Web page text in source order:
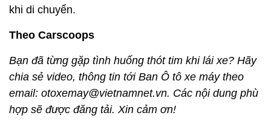
khi di chuyển.
Theo Carscoops
Bạn đã từng gặp tình huống thót tim khi lái xe? Hãy
chia sẻ video, thông tin tới Ban Ô tô xe máy theo
email: otoxemay@vietnamnet.vn. Các nội dung phù
hợp sẽ được đăng tải. Xin cảm ơn!